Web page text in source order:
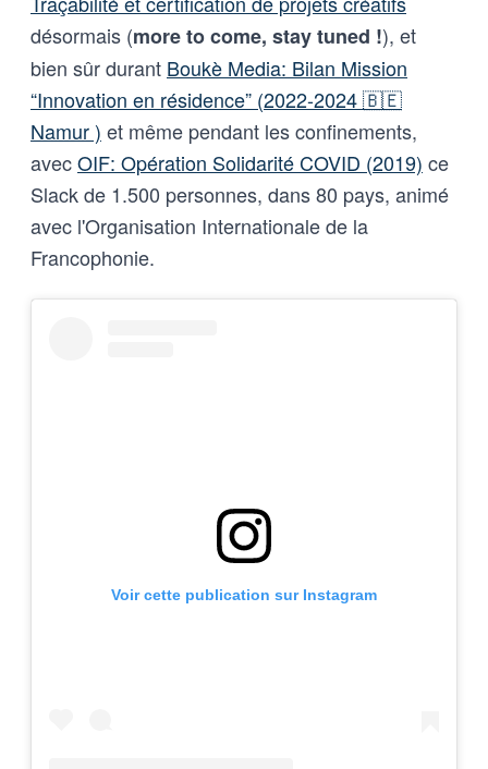
désormais (more to come, stay tuned !), et
bien sûr durant Boukè Media: Bilan Mission
“Innovation en résidence” (2022-2024 🇧🇪
Namur ) et même pendant les confinements,
avecOIF: Opération Solidarité COVID (2019) ce
Slack de 1.500 personnes, dans 80 pays, animé
avec l'Organisation Internationale de la
Francophonie.
Voir cette publication sur Instagram